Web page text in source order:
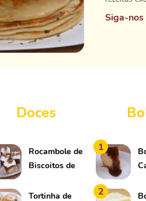
Siga-nos
Doces
Rocambole de
Biscoitos de
Tortinha de
1
2